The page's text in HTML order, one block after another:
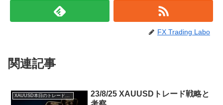
FX Trading Labo
関連記事
23/8/25 XAUUSDトレード戦略と